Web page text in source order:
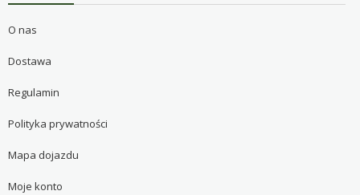
O nas
Dostawa
Regulamin
Polityka prywatności
Mapa dojazdu
Moje konto